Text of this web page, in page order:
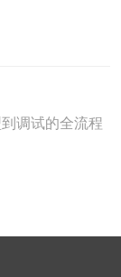
调试的全流程